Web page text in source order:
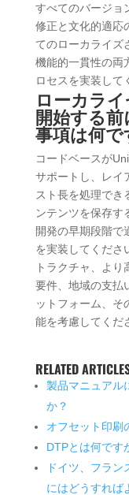
すべてのバージョ
修正と文化的適応
てのローカライズ
機能的一貫性の両
ロセスを実装して
ローカラ
開始する
事項は何で
コードベースが
サポートし、レイ
スト長を処理でき
ンテンツを保存す
開発の早期段階で
を実装してくださ
トラクチャ、よ
要件、地域の支払
ットフォーム、そ
能を考慮してくだ
RELATED
製品マニュアル
か？
オフセット印刷
DTPとは何です
ドイツ、フラ
にはどうすれば